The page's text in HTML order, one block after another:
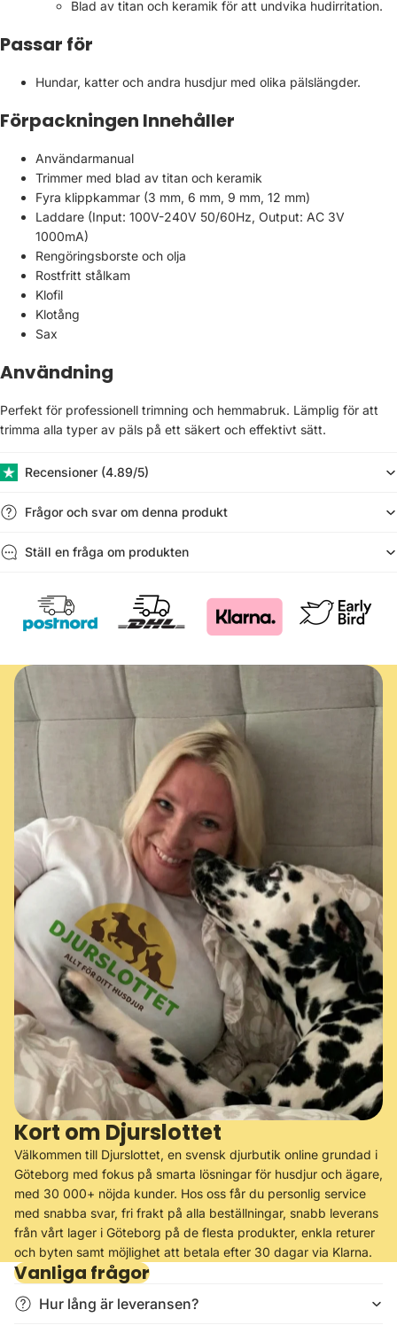
Blad av titan och keramik för att undvika hudirritation.
Passar för
Hundar, katter och andra husdjur med olika pälslängder.
Förpackningen Innehåller
Användarmanual
Trimmer med blad av titan och keramik
Fyra klippkammar (3 mm, 6 mm, 9 mm, 12 mm)
Laddare (Input: 100V-240V 50/60Hz, Output: AC 3V
1000mA)
Rengöringsborste och olja
Rostfritt stålkam
Klofil
Klotång
Sax
Användning
Perfekt för professionell trimning och hemmabruk. Lämplig för att
trimma alla typer av päls på ett säkert och effektivt sätt.
Recensioner (​4.89/5)
Frågor och svar om denna produkt
Ställ en fråga om produkten
Kort om Djurslottet
Välkommen till Djurslottet, en svensk djurbutik online grundad i
Göteborg med fokus på smarta lösningar för husdjur och ägare,
med 30 000+ nöjda kunder. Hos oss får du personlig service
med snabba svar, fri frakt på alla beställningar, snabb leverans
från vårt lager i Göteborg på de flesta produkter, enkla returer
och byten samt möjlighet att betala efter 30 dagar via Klarna.
Vanliga frågor
Hur lång är leveransen?